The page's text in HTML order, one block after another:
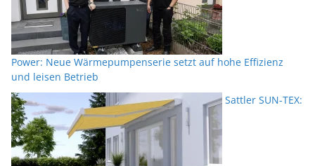
Power: Neue Wärmepumpenserie setzt auf hohe Effizienz
und leisen Betrieb
Sattler SUN-TEX: